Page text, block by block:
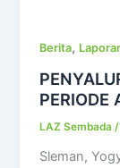
Berita,
PERIODE
LAZ Sembada
Sleman,